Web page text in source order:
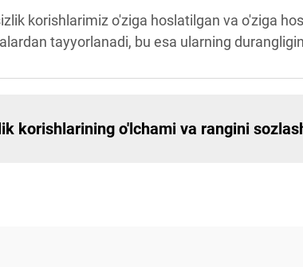
korishlarimiz o'ziga hoslatilgan va o'ziga
tayyorlanadi, bu esa ularning
korishlarining o'lchami va rangini